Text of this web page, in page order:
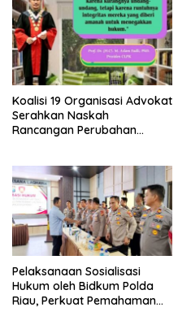
Koalisi 19 Organisasi Advokat
Serahkan Naskah
Rancangan Perubahan
RI
Pelaksanaan Sosialisasi
Hukum oleh Bidkum Polda
Riau, Perkuat Pemahaman